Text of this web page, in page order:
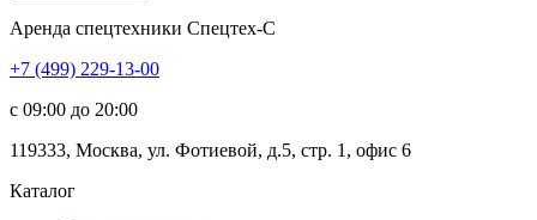
Аренда спецтехники Спецтех-С
+7 (499) 229-13-00
c 09:00 до 20:00
119333, Москва, ул. Фотиевой, д.5, стр. 1, офис 6
Каталог